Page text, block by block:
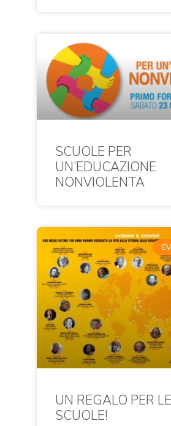
SCUOLE PER
UN’EDUCAZIONE
NONVIOLENTA
UN REGALO PER LE
SCUOLE!